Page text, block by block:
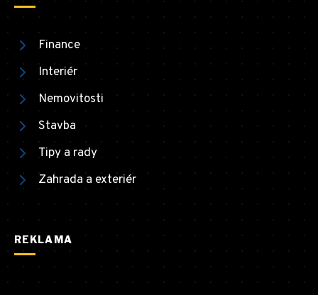
Finance
Interiér
Nemovitosti
Stavba
Tipy a rady
Zahrada a exteriér
REKLAMA